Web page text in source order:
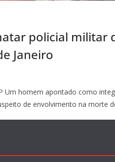
policial militar
Janeiro
Um homem apontado como
de envolvimento na morte